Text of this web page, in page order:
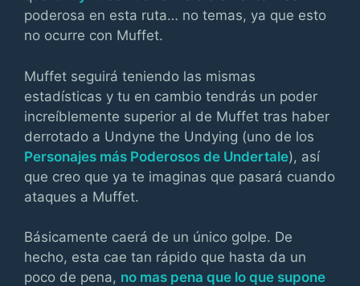
poderosa en esta ruta… no temas, ya que esto
no ocurre con Muffet.
Muffet seguirá teniendo las mismas
estadísticas y tu en cambio tendrás un poder
increíblemente superior al de Muffet tras haber
derrotado a Undyne the Undying (uno de los
Personajes más Poderosos de Undertale), así
que creo que ya te imaginas que pasará cuando
ataques a Muffet.
Básicamente caerá de un único golpe. De
hecho, esta cae tan rápido que hasta da un
poco de pena, no mas pena que lo que supone